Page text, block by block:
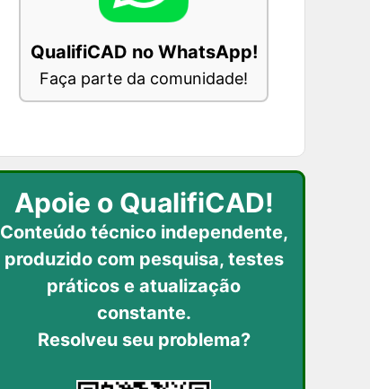
QualifiCAD no WhatsApp!
Faça parte da comunidade!
Apoie o QualifiCAD!
Conteúdo técnico independente,
produzido com pesquisa, testes
práticos e atualização
constante.
Resolveu seu problema?